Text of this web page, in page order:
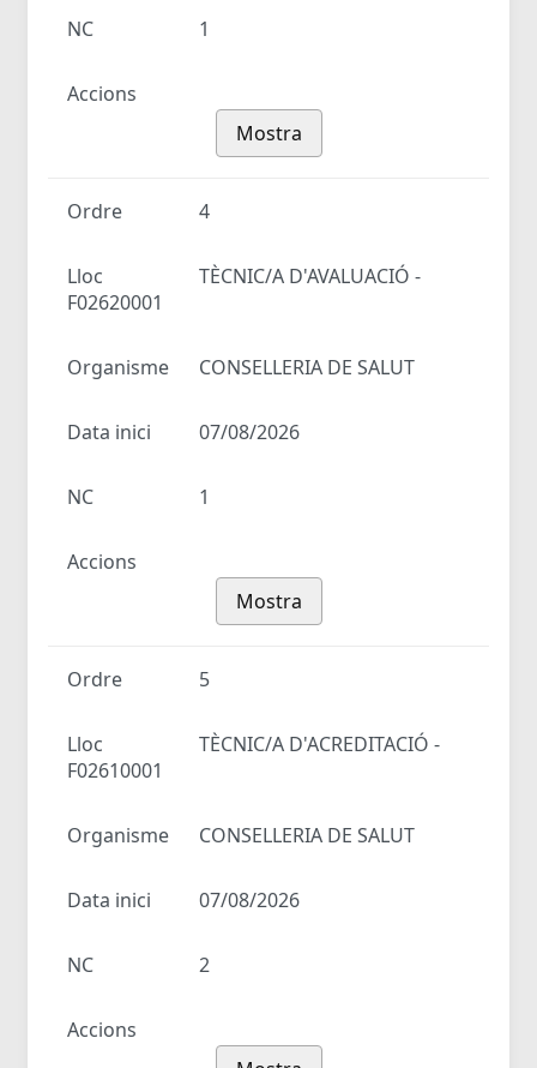
NC 1
Accions
Mostra
Ordre 4
Lloc
TÈCNIC/A D'AVALUACIÓ -
F02620001
Organisme CONSELLERIA DE SALUT
Data inici 07/08/2026
NC 1
Accions
Mostra
Ordre 5
Lloc
TÈCNIC/A D'ACREDITACIÓ -
F02610001
Organisme CONSELLERIA DE SALUT
Data inici 07/08/2026
NC 2
Accions